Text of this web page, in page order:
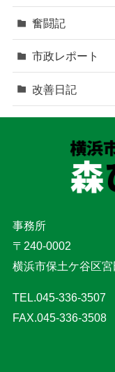
奮闘記
市政レポート
改善日記
事務所
〒240-0002
横浜市保土ケ谷区
TEL.045-336-3507
FAX.045-336-3508